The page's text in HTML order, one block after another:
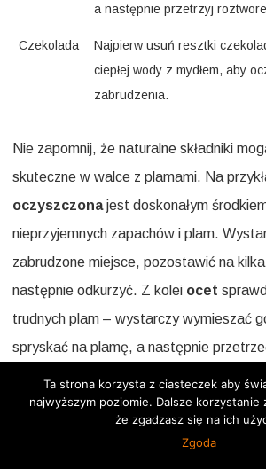
a następnie przetrzyj
Czekolada
Najpierw usuń resztki
ciepłej wody z mydłem, aby
zabrudzenia.
Nie zapomnij, że naturalne składniki
skuteczne w walce z plamami. Na
oczyszczonajest doskonałym
nieprzyjemnych zapachów i plam.
zabrudzone miejsce, pozostawić na
następnie odkurzyć. Z kolei ocet
trudnych plam – wystarczy wymieszać
spryskać na plamę, a następnie
Warto również mieć na uwadze, że
wymagać profesjonalnego czyszczenia.
Ta strona korzysta z ciasteczek aby
najwyższym poziomie. Dalsze korzystanie
że zgadzasz się na ich
Zgoda